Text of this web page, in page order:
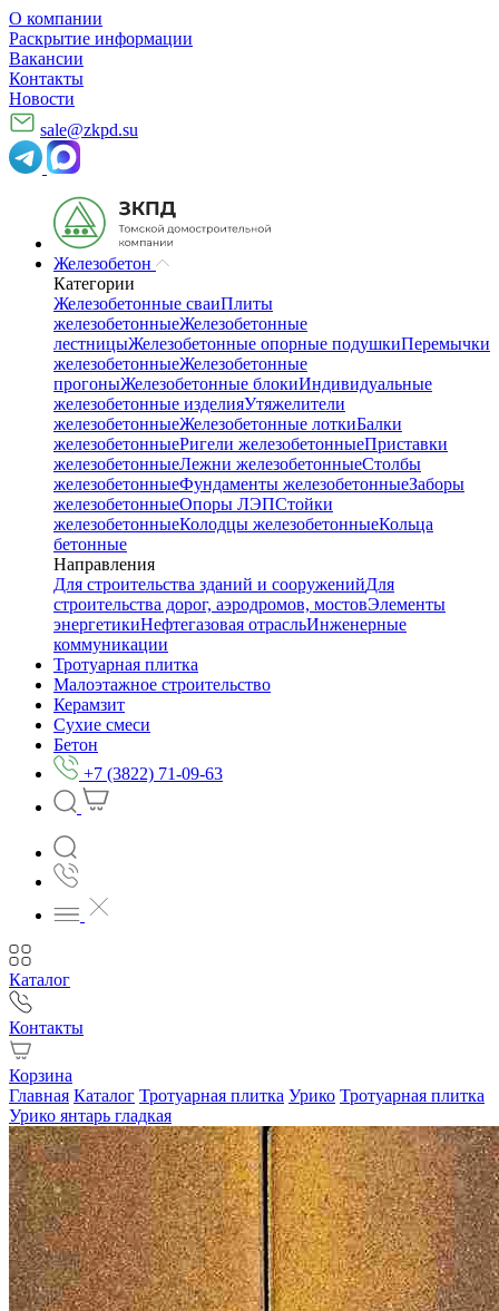
О компании
Раскрытие информации
Вакансии
Контакты
Новости
sale@zkpd.su
Железобетон
Категории
Железобетонные сваиПлиты
железобетонныеЖелезобетонные
лестницыЖелезобетонные опорные подушкиПеремычки
железобетонныеЖелезобетонные
прогоныЖелезобетонные блокиИндивидуальные
железобетонные изделияУтяжелители
железобетонныеЖелезобетонные лоткиБалки
железобетонныеРигели железобетонныеПриставки
железобетонныеЛежни железобетонныеСтолбы
железобетонныеФундаменты железобетонныеЗаборы
железобетонныеОпоры ЛЭПСтойки
железобетонныеКолодцы железобетонныеКольца
бетонные
Направления
Для строительства зданий и сооруженийДля
строительства дорог, аэродромов, мостовЭлементы
энергетикиНефтегазовая отрасльИнженерные
коммуникации
Тротуарная плитка
Малоэтажное строительство
Керамзит
Сухие смеси
Бетон
+7 (3822) 71-09-63
Каталог
Контакты
Корзина
Главная Каталог Тротуарная плитка Урико Тротуарная плитка
Урико янтарь гладкая